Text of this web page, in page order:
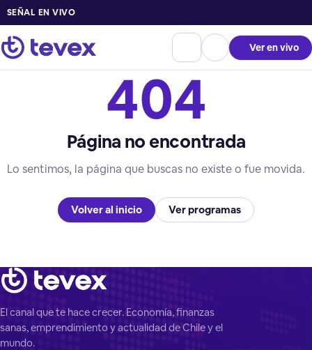
SEÑAL EN VIVO
Ver en vivo
404
Página no encontrada
Lo sentimos, la página que buscas no existe o fue movida.
Volver al inicio Ver programas
El canal que te hace crecer. Economía, finanzas
sanas, emprendimiento y actualidad de Chile y el
mundo.